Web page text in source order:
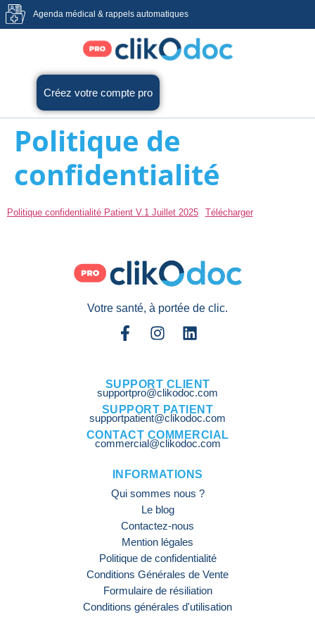
Agenda médical & rappels automatiques
Créez votre compte pro
Politique de
confidentialité
Politique confidentialité Patient V.1 Juillet 2025 Télécharger
Votre santé, à portée de clic.
SUPPORT CLIENT
supportpro@clikodoc.com
SUPPORT PATIENT
supportpatient@clikodoc.com
CONTACT COMMERCIAL
commercial@clikodoc.com
INFORMATIONS
Qui sommes nous ?
Le blog
Contactez-nous
Mention légales
Politique de confidentialité
Conditions Générales de Vente
Formulaire de résiliation
Conditions générales d'utilisation